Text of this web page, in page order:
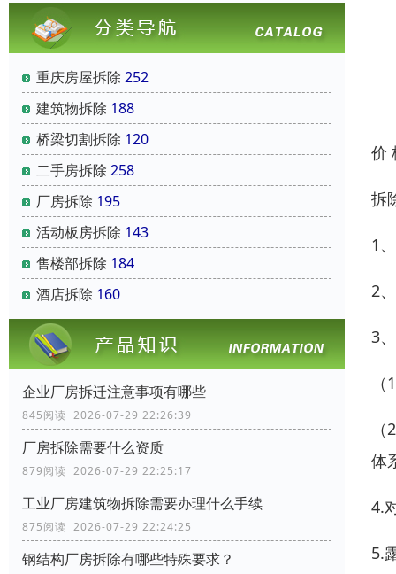
重庆房屋拆除 252
建筑物拆除 188
桥梁切割拆除 120
二手房拆除 258
厂房拆除 195
活动板房拆除 143
售楼部拆除 184
酒店拆除 160
企业厂房拆迁注意事项有哪些
845阅读 2026-07-29 22:26:39
厂房拆除需要什么资质
879阅读 2026-07-29 22:25:17
工业厂房建筑物拆除需要办理什么手续
875阅读 2026-07-29 22:24:25
钢结构厂房拆除有哪些特殊要求？
价
拆
1
2
3
体
4.
5.